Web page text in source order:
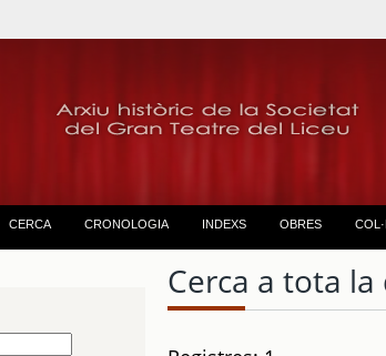
CERCA CRONOLOGIA INDEXS OBRES
Cerca a tota